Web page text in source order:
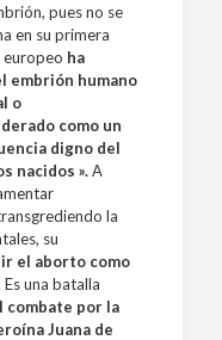
pues no se
en su primera
europeo ha
embrión humano
o
como un
digno del
nacidos ».A
la
su
el aborto como
una batalla
combate por la
Juana de